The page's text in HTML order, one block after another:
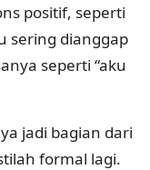
positif, seperti
sering dianggap
seperti “aku
jadi bagian dari
formal lagi.